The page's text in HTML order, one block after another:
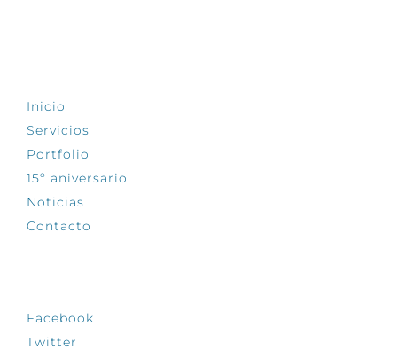
Inicio
Servicios
Portfolio
15º aniversario
Noticias
Contacto
Facebook
Twitter